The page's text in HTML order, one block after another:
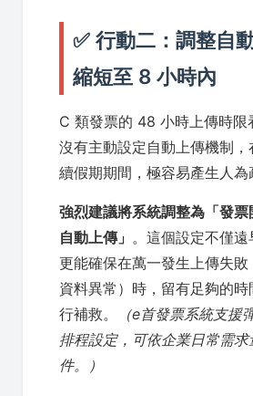
✅ 行動二：調整自
縮短至 8 小時內
C 類發票的 48 小時上傳時限
沒有主動設定自動上傳機制
續假期期間，極容易產生人為
強烈建議將系統調整為「發
自動上傳」 。這個設定不僅遠
更能確保在萬一發生上傳失敗
資料異常）時，留有足夠的
行補救。
（e首發票系統支援
排程設定，可依企業日常需
件。）